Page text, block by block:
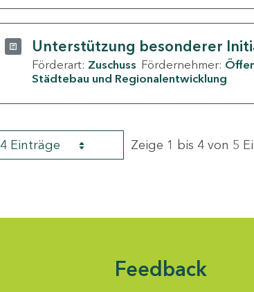
Unterstützung besonderer
Förderart: Zuschuss Fördernehmer:
Städtebau und Regionalentwicklung
4 Einträge Zeige 1 bis 4 von 5
Feedback